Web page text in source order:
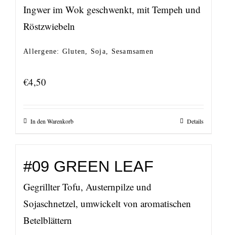
Ingwer im Wok geschwenkt, mit Tempeh und
Röstzwiebeln
Allergene: Gluten, Soja, Sesamsamen
€4,50
In den Warenkorb Details
#09 GREEN LEAF
Gegrillter Tofu, Austernpilze und
Sojaschnetzel, umwickelt von aromatischen
Betelblättern